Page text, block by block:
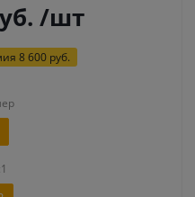
/шт
8 600 руб.